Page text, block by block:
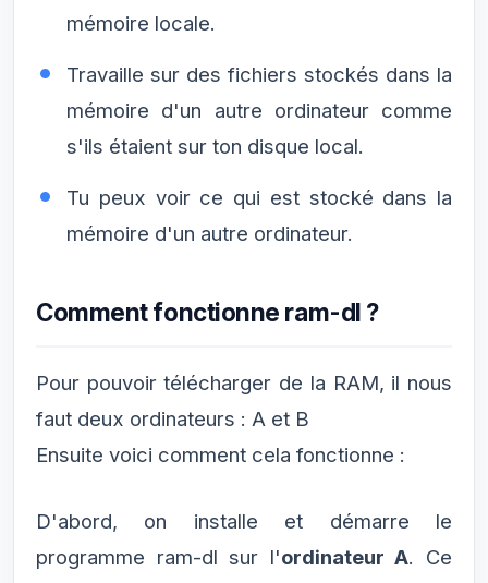
mémoire locale.
Travaille sur des fichiers stockés dans la
mémoire d'un autre ordinateur comme
s'ils étaient sur ton disque local.
Tu peux voir ce qui est stocké dans la
mémoire d'un autre ordinateur.
Comment fonctionne ram-dl ?
Pour pouvoir télécharger de la RAM, il nous
faut deux ordinateurs : A et B
Ensuite voici comment cela fonctionne :
D'abord, on installe et démarre le
programme ram-dl sur l'ordinateur A. Ce